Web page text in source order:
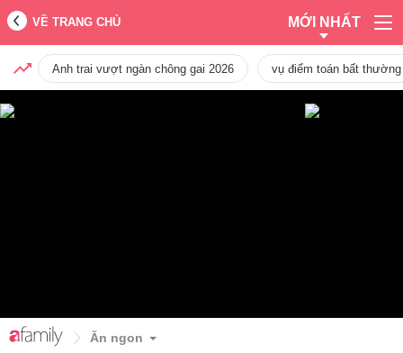
VỀ TRANG CHỦ MỚI NHẤT
Anh trai vượt ngàn chông gai 2026 vụ điểm toán bất
Ăn ngon